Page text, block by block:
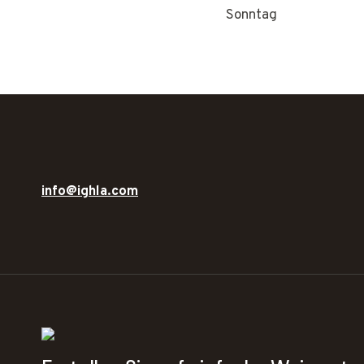
Sonntag
info@ighla.com